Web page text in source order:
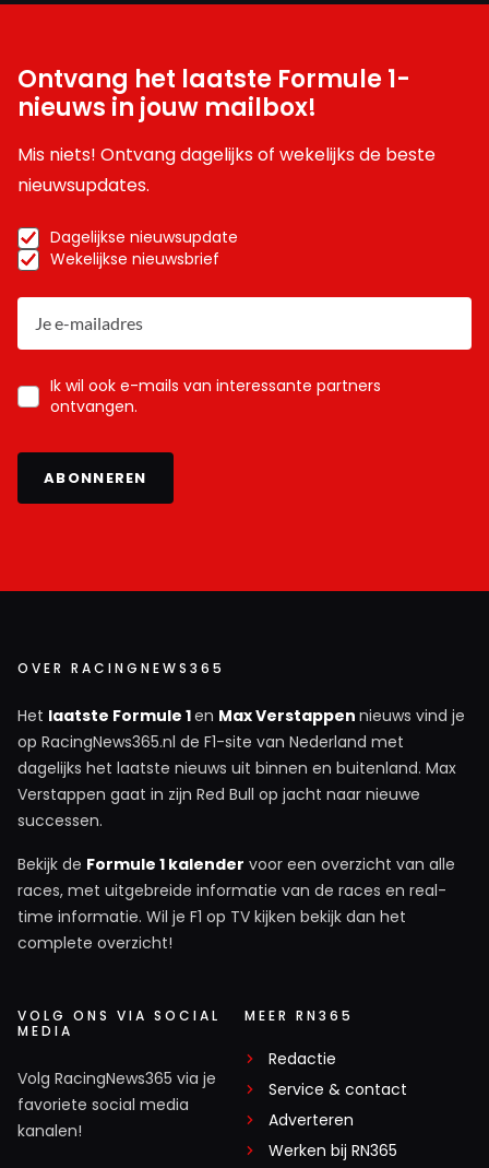
Ontvang het laatste Formule 1-
nieuws in jouw mailbox!
Mis niets! Ontvang dagelijks of wekelijks de beste
nieuwsupdates.
Dagelijkse nieuwsupdate
Wekelijkse nieuwsbrief
Ik wil ook e-mails van interessante partners
ontvangen.
ABONNEREN
OVER RACINGNEWS365
Het laatste Formule 1en Max Verstappen nieuws vind je
op RacingNews365.nl de F1-site van Nederland met
dagelijks het laatste nieuws uit binnen en buitenland. Max
Verstappen gaat in zijn Red Bull op jacht naar nieuwe
successen.
Bekijk de Formule 1 kalender voor een overzicht van alle
races, met uitgebreide informatie van de races en real-
time informatie. Wil je F1 op TV kijken bekijk dan het
complete overzicht!
VOLG ONS VIA SOCIAL
MEDIA
Volg RacingNews365 via je
favoriete social media
kanalen!
MEER RN365
Redactie
Service & contact
Adverteren
Werken bij RN365